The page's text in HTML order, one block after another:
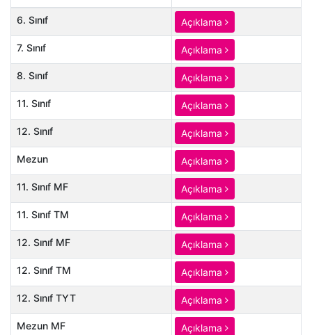
6. Sınıf Açıklama
7. Sınıf Açıklama
8. Sınıf Açıklama
11. Sınıf Açıklama
12. Sınıf Açıklama
Mezun Açıklama
11. Sınıf MF Açıklama
11. Sınıf TM Açıklama
12. Sınıf MF Açıklama
12. Sınıf TM Açıklama
12. Sınıf TYT Açıklama
Mezun MF Açıklama